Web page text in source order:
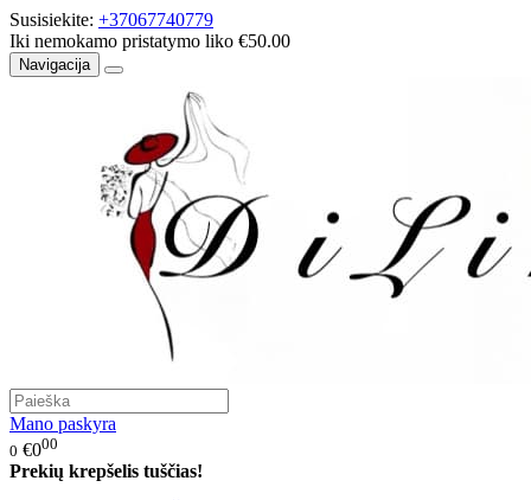
Susisiekite: +37067740779
Iki nemokamo pristatymo liko €50.00
Navigacija
Mano paskyra
0 €000
Prekių krepšelis tuščias!